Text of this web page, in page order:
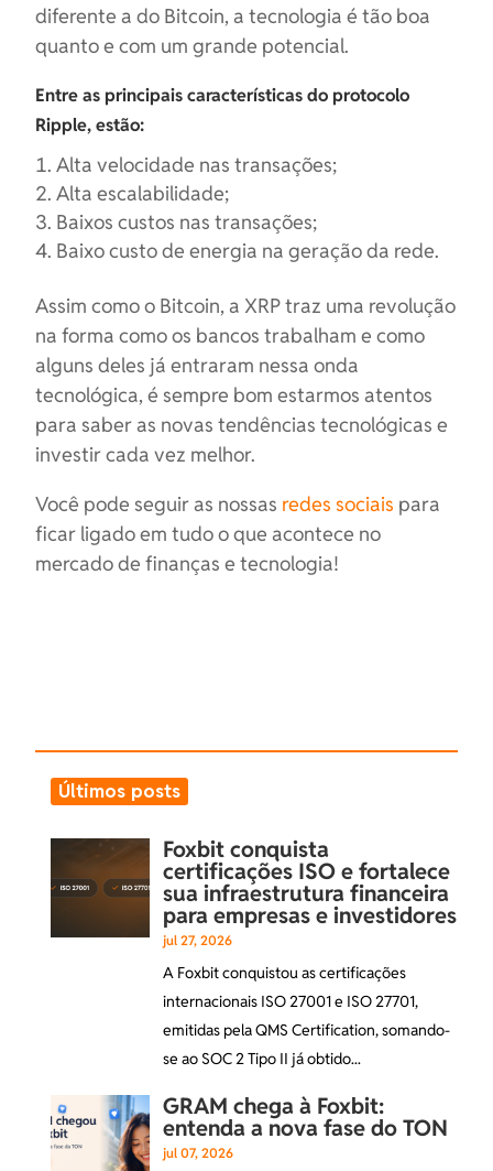
diferente a do Bitcoin, a tecnologia é tão boa
quanto e com um grande potencial.
Entre as principais características do protocolo
Ripple, estão:
Alta velocidade nas transações;
Alta escalabilidade;
Baixos custos nas transações;
Baixo custo de energia na geração da rede.
Assim como o Bitcoin, a XRP traz uma revolução
na forma como os bancos trabalham e como
alguns deles já entraram nessa onda
tecnológica, é sempre bom estarmos atentos
para saber as novas tendências tecnológicas e
investir cada vez melhor.
Você pode seguir as nossas redes sociais para
ficar ligado em tudo o que acontece no
mercado de finanças e tecnologia!
Últimos posts
Foxbit conquista
certificações ISO e fortalece
sua infraestrutura financeira
para empresas e investidores
jul 27, 2026
A Foxbit conquistou as certificações
internacionais ISO 27001 e ISO 27701,
emitidas pela QMS Certification, somando-
se ao SOC 2 Tipo II já obtido...
GRAM chega à Foxbit:
entenda a nova fase do TON
jul 07, 2026